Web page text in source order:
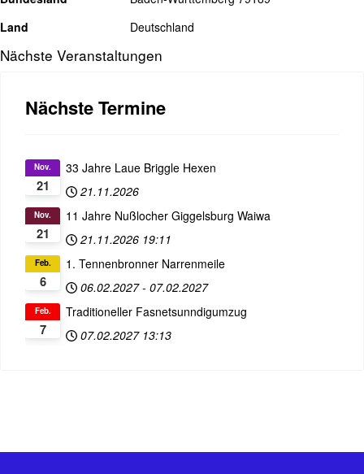
Land
Deutschland
Nächste Veranstaltungen
Nächste Termine
21
Nov.
33 Jahre Laue Briggle Hexen
21.11.2026
21
Nov.
11 Jahre Nußlocher Giggelsburg Waiwa
21.11.2026 19:11
6
Feb.
1. Tennenbronner Narrenmeile
06.02.2027 - 07.02.2027
7
Feb.
Traditioneller Fasnetsunndigumzug
07.02.2027 13:13